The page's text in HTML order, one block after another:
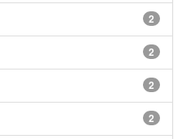
2
2
2
2